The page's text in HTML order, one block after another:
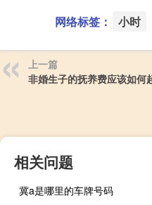
网络标签： 小时
上一篇
非婚生子的抚养费应该如何
相关问题
冀a是哪里的车牌号码